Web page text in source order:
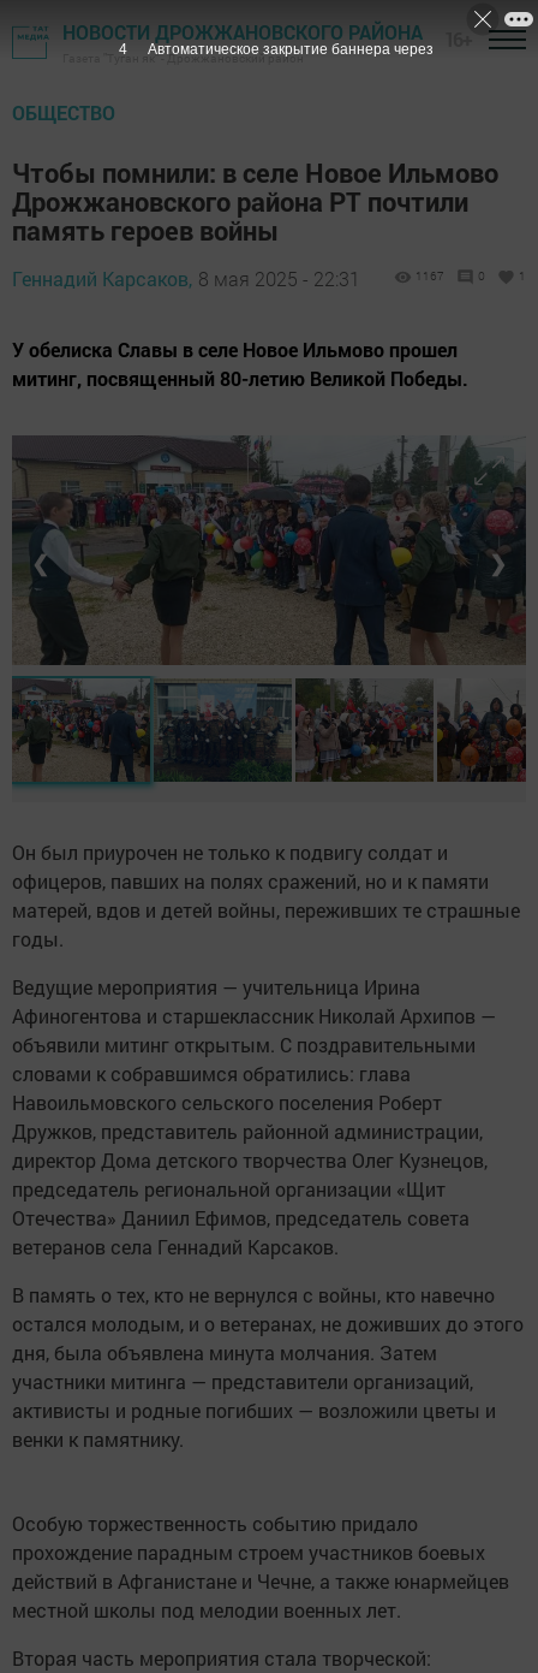
НОВОСТИ ДРОЖЖАНОВСКОГО РАЙОНА
Газета "Туган як" - Дрожжановский район
ОБЩЕСТВО
Чтобы помнили: в селе Новое Ильмово
Дрожжановского района РТ почтили
память героев войны
Геннадий Карсаков, 8 мая 2025 - 22:31 1167 0 1
У обелиска Славы в селе Новое Ильмово прошел
митинг, посвященный 80-летию Великой Победы.
❮ ❯
Он был приурочен не только к подвигу солдат и
офицеров, павших на полях сражений, но и к памяти
матерей, вдов и детей войны, переживших те страшные
годы.
Ведущие мероприятия — учительница Ирина
Афиногентова и старшеклассник Николай Архипов —
объявили митинг открытым. С поздравительными
словами к собравшимся обратились: глава
Навоильмовского сельского поселения Роберт
Дружков, представитель районной администрации,
директор Дома детского творчества Олег Кузнецов,
председатель региональной организации «Щит
Отечества» Даниил Ефимов, председатель совета
ветеранов села Геннадий Карсаков.
В память о тех, кто не вернулся с войны, кто навечно
остался молодым, и о ветеранах, не доживших до этого
дня, была объявлена минута молчания. Затем
участники митинга — представители организаций,
активисты и родные погибших — возложили цветы и
венки к памятнику.
Особую торжественность событию придало
прохождение парадным строем участников боевых
действий в Афганистане и Чечне, а также юнармейцев
местной школы под мелодии военных лет.
Вторая часть мероприятия стала творческой:
2 Автоматическое закрытие баннера через